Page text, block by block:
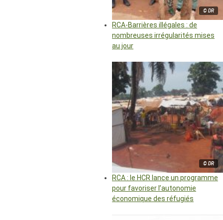
© DR
RCA-Barrières illégales : de
nombreuses irrégularités mises
au jour
© DR
RCA : le HCR lance un programme
pour favoriser l’autonomie
économique des réfugiés